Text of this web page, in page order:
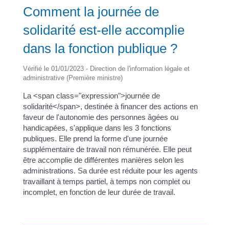
Comment la journée de
solidarité est-elle accomplie
dans la fonction publique ?
Vérifié le 01/01/2023 - Direction de l'information légale et
administrative (Première ministre)
La <span class="expression">journée de
solidarité</span>, destinée à financer des actions en
faveur de l'autonomie des personnes âgées ou
handicapées, s'applique dans les 3 fonctions
publiques. Elle prend la forme d'une journée
supplémentaire de travail non rémunérée. Elle peut
être accomplie de différentes manières selon les
administrations. Sa durée est réduite pour les agents
travaillant à temps partiel, à temps non complet ou
incomplet, en fonction de leur durée de travail.